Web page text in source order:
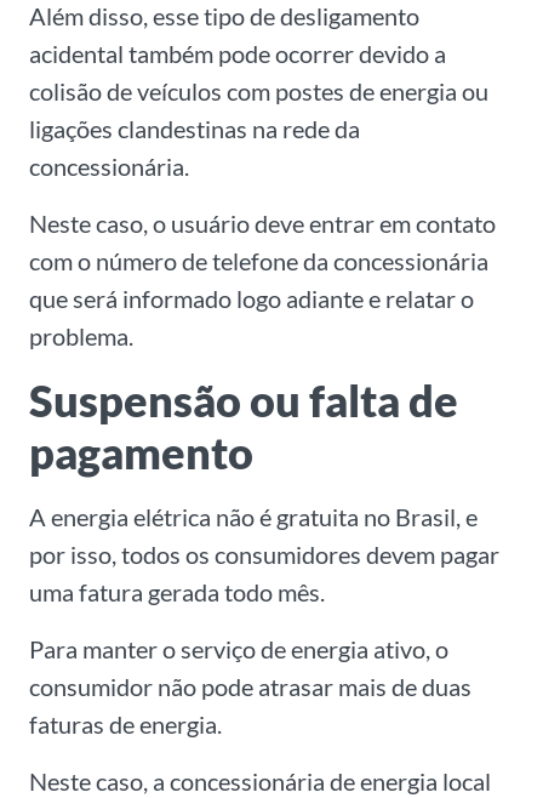
Além disso, esse tipo de desligamento
acidental também pode ocorrer devido a
colisão de veículos com postes de energia ou
ligações clandestinas na rede da
concessionária.
Neste caso, o usuário deve entrar em contato
com o número de telefone da concessionária
que será informado logo adiante e relatar o
problema.
Suspensão ou falta de
pagamento
A energia elétrica não é gratuita no Brasil, e
por isso, todos os consumidores devem pagar
uma fatura gerada todo mês.
Para manter o serviço de energia ativo, o
consumidor não pode atrasar mais de duas
faturas de energia.
Neste caso, a concessionária de energia local